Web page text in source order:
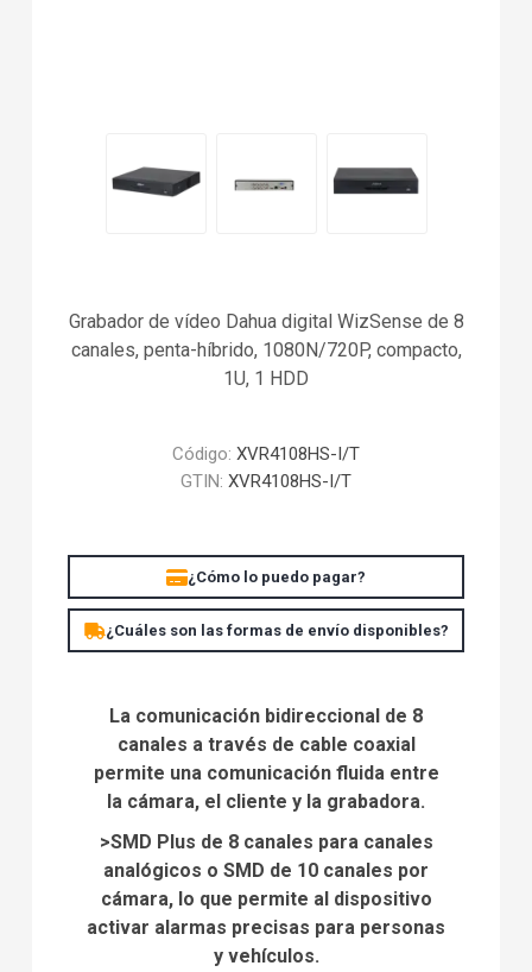
Grabador de vídeo Dahua digital WizSense de 8
canales, penta-híbrido, 1080N/720P, compacto,
1U, 1 HDD
Código: XVR4108HS-I/T
GTIN: XVR4108HS-I/T
¿Cómo lo puedo pagar?
¿Cuáles son las formas de envío disponibles?
La comunicación bidireccional de 8
canales a través de cable coaxial
permite una comunicación fluida entre
la cámara, el cliente y la grabadora.
>SMD Plus de 8 canales para canales
analógicos o SMD de 10 canales por
cámara, lo que permite al dispositivo
activar alarmas precisas para personas
y vehículos.